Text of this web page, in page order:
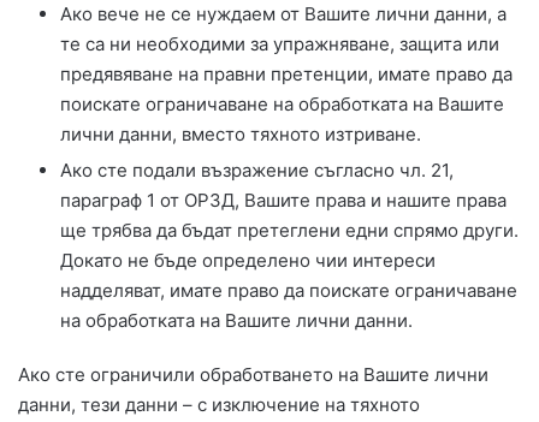
Ако вече не се нуждаем от Вашите лични данни, а
те са ни необходими за упражняване, защита или
предявяване на правни претенции, имате право да
поискате ограничаване на обработката на Вашите
лични данни, вместо тяхното изтриване.
Ако сте подали възражение съгласно чл. 21,
параграф 1 от ОРЗД, Вашите права и нашите права
ще трябва да бъдат претеглени едни спрямо други.
Докато не бъде определено чии интереси
надделяват, имате право да поискате ограничаване
на обработката на Вашите лични данни.
Ако сте ограничили обработването на Вашите лични
данни, тези данни – с изключение на тяхното